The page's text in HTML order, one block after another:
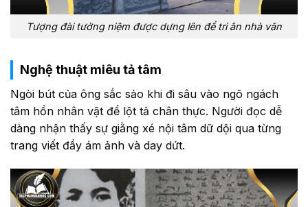
Tượng đài tưởng niệm được dựng lên để tri ân nhà văn
Nghệ thuật miêu tả tâm
Ngòi bút của ông sắc sảo khi đi sâu vào ngõ ngách
tâm hồn nhân vật để lột tả chân thực. Người đọc dễ
dàng nhận thấy sự giằng xé nội tâm dữ dội qua từng
trang viết đầy ám ảnh và day dứt.